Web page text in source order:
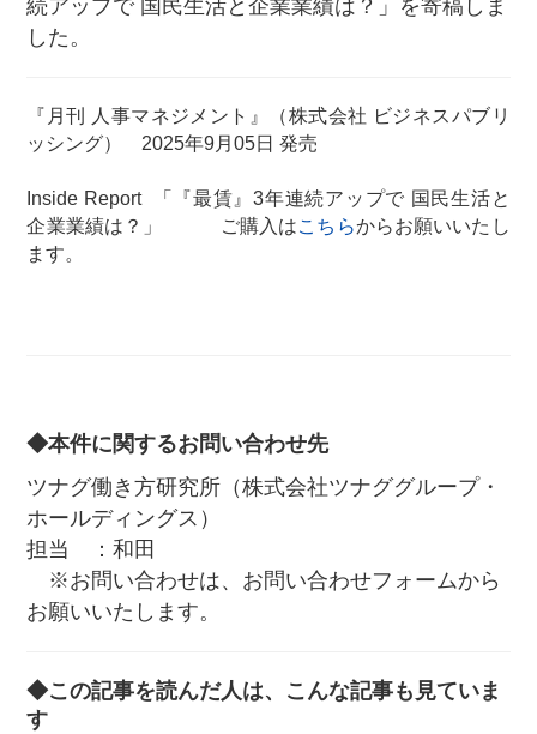
続アップで 国民生活と企業業績は？」を寄稿しま
した。
『月刊 人事マネジメント』（株式会社 ビジネスパブリ
ッシング） 2025年9月05日 発売
Inside Report 「『最賃』3年連続アップで 国民生活と
企業業績は？」 ご購入はこちらからお願いいたし
ます。
◆本件に関するお問い合わせ先
ツナグ働き方研究所（株式会社ツナググループ・
ホールディングス）
担当 ：和田
※お問い合わせは、お問い合わせフォームから
お願いいたします。
◆この記事を読んだ人は、こんな記事も見ていま
す